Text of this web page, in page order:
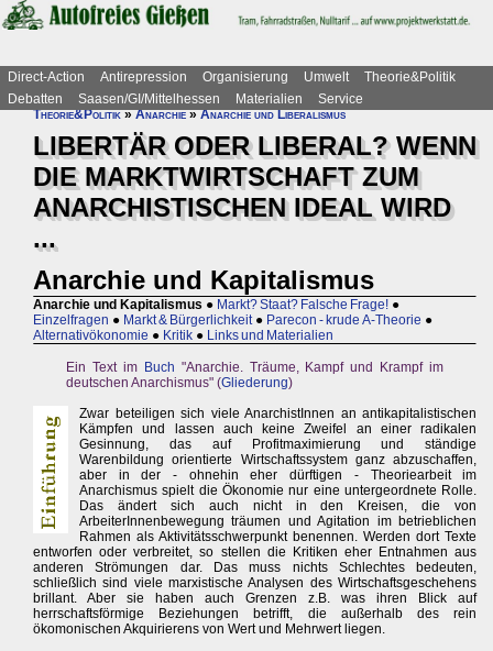
Direct-Action Antirepression Organisierung Umwelt
Theorie&Politik
Debatten
Saasen/GI/Mittelhessen Materialien
Service
Theorie&Politik»Anarchie»Anarchie und Liberalismus
LIBERTÄR ODER LIBERAL? WENN
DIE MARKTWIRTSCHAFT ZUM
ANARCHISTISCHEN IDEAL WIRD
...
Anarchie und Kapitalismus
Anarchie und Kapitalismus ● Markt? Staat? Falsche Frage! ●
Einzelfragen ● Markt & Bürgerlichkeit ● Parecon - krude A-Theorie ●
Alternativökonomie ● Kritik ● Links und Materialien
Ein Text im Buch "Anarchie. Träume, Kampf und Krampf im
deutschen Anarchismus" (Gliederung)
Zwar beteiligen sich viele AnarchistInnen an antikapitalistischen
Kämpfen und lassen auch keine Zweifel an einer radikalen
Gesinnung, das auf Profitmaximierung und ständige
Warenbildung orientierte Wirtschaftssystem ganz abzuschaffen,
aber in der - ohnehin eher dürftigen - Theoriearbeit im
Anarchismus spielt die Ökonomie nur eine untergeordnete Rolle.
Das ändert sich auch nicht in den Kreisen, die von
ArbeiterInnenbewegung träumen und Agitation im betrieblichen
Rahmen als Aktivitätsschwerpunkt benennen. Werden dort Texte
entworfen oder verbreitet, so stellen die Kritiken eher Entnahmen aus
anderen Strömungen dar. Das muss nichts Schlechtes bedeuten,
schließlich sind viele marxistische Analysen des Wirtschaftsgeschehens
brillant. Aber sie haben auch Grenzen z.B. was ihren Blick auf
herrschaftsförmige Beziehungen betrifft, die außerhalb des rein
ökomonischen Akquirierens von Wert und Mehrwert liegen.